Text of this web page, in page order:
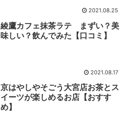
2021.08.25
綾鷹カフェ抹茶ラテ まずい？美
味しい？飲んでみた【口コミ】
2021.08.17
京はやしやそごう大宮店お茶とス
イーツが楽しめるお店【おすす
め】